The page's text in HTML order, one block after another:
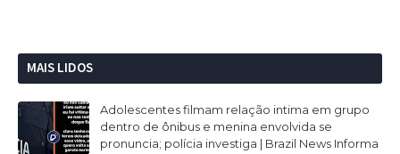
MAIS LIDOS
Adolescentes filmam relação intima em grupo
dentro de ônibus e menina envolvida se
pronuncia; polícia investiga | Brazil News Informa